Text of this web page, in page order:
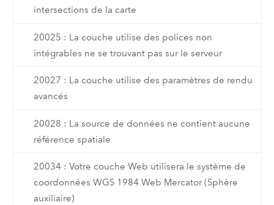
intersections de la carte
20025 : La couche utilise des polices non
intégrables ne se trouvant pas sur le serveur
20027 : La couche utilise des paramètres de rendu
avancés
20028 : La source de données ne contient aucune
référence spatiale
20034 : Votre couche Web utilisera le système de
coordonnées WGS 1984 Web Mercator (Sphère
auxiliaire)